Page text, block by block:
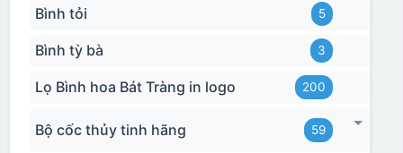
Bình tỏi 5
Bình tỳ bà 3
Lọ Bình hoa Bát Tràng in logo 200
Bộ cốc thủy tinh hãng 59